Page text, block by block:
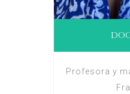
Profesora y